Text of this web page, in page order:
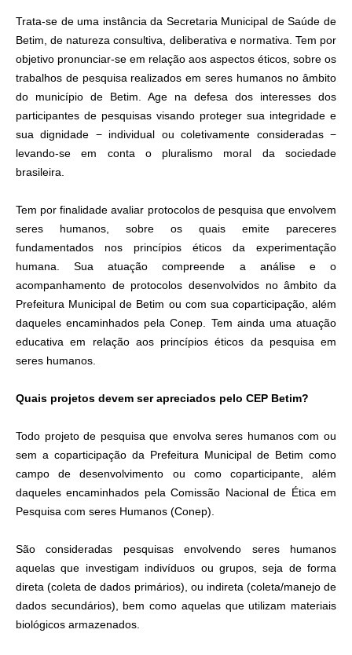
Trata-se de uma instância da Secretaria Municipal de Saúde de
Betim, de natureza consultiva, deliberativa e normativa. Tem por
objetivo pronunciar-se em relação aos aspectos éticos, sobre os
trabalhos de pesquisa realizados em seres humanos no âmbito
do município de Betim. Age na defesa dos interesses dos
participantes de pesquisas visando proteger sua integridade e
sua dignidade − individual ou coletivamente consideradas −
levando-se em conta o pluralismo moral da sociedade
brasileira.
Tem por finalidade avaliar protocolos de pesquisa que envolvem
seres humanos, sobre os quais emite pareceres
fundamentados nos princípios éticos da experimentação
humana. Sua atuação compreende a análise e o
acompanhamento de protocolos desenvolvidos no âmbito da
Prefeitura Municipal de Betim ou com sua coparticipação, além
daqueles encaminhados pela Conep. Tem ainda uma atuação
educativa em relação aos princípios éticos da pesquisa em
seres humanos.
Quais projetos devem ser apreciados pelo CEP Betim?
Todo projeto de pesquisa que envolva seres humanos com ou
sem a coparticipação da Prefeitura Municipal de Betim como
campo de desenvolvimento ou como coparticipante, além
daqueles encaminhados pela Comissão Nacional de Ética em
Pesquisa com seres Humanos (Conep).
São consideradas pesquisas envolvendo seres humanos
aquelas que investigam indivíduos ou grupos, seja de forma
direta (coleta de dados primários), ou indireta (coleta/manejo de
dados secundários), bem como aquelas que utilizam materiais
biológicos armazenados.